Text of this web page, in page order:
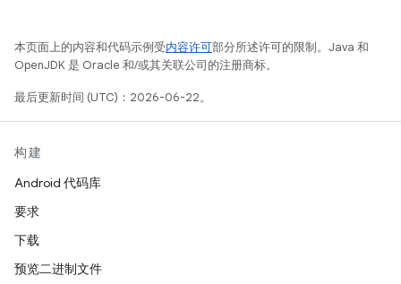
本页面上的内容和代码示例受内容许可部分所述许可的限制。Java 和
OpenJDK 是 Oracle 和/或其关联公司的注册商标。
最后更新时间 (UTC)：2026-06-22。
构建
Android 代码库
要求
下载
预览二进制文件